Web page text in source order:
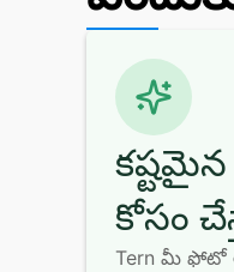
కోసం
Tern మీ ఫోటో ఆల్బమ్‌ను